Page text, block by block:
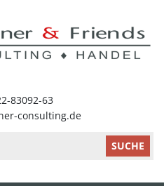
SUCHE